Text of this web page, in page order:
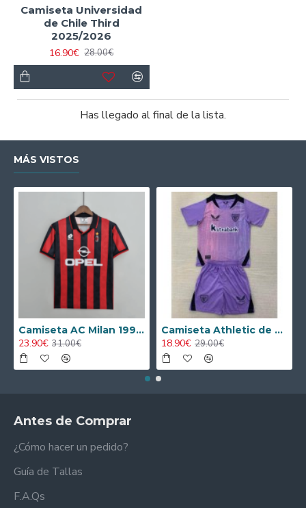
Camiseta Universidad
de Chile Third
2025/2026
16.90€ 28.00€
Has llegado al final de la lista.
MÁS VISTOS
Camiseta AC Milan 1995/1996 Local Retro
23.90€ 31.00€
Camiseta Athletic de Bilbao 2024/2025 Alternativo Niño Kit
18.90€ 29.00€
Antes de Comprar
¿Cómo hacer un pedido?
Guía de Tallas
F.A.Qs